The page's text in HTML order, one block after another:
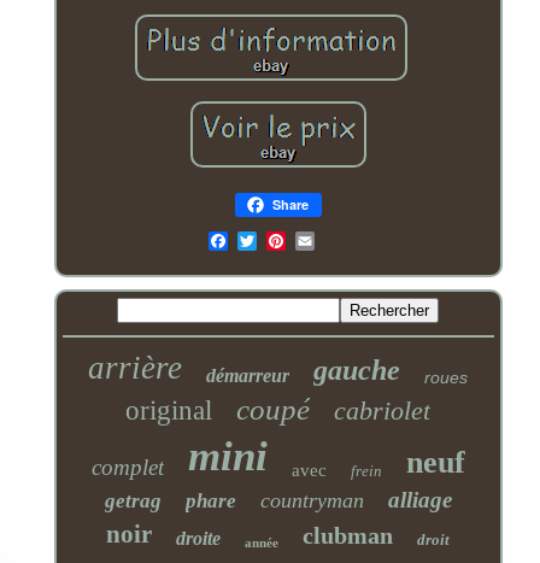
Share
Email
arrière démarreur gauche roues
original coupé cabriolet
complet mini avec frein neuf
getrag phare countryman alliage
noir droite année clubman droit